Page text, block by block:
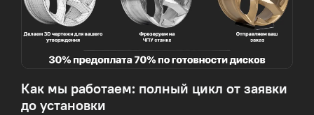
Как мы работаем: полный цикл от заявки
до установки